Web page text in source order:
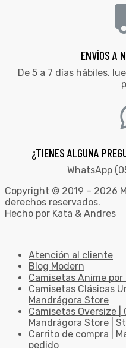
ENVÍOS A
De 5 a 7 días hábiles.
¿TIENES ALGUNA
WhatsApp
Copyright © 2019 – 2026
derechos reservados.
Hecho por Kata & Andres
Atención al cliente
Blog Modern
Camisetas Anime por
Camisetas Clásicas
Mandrágora Store
Camisetas Oversize |
Mandrágora Store |
Carrito de compra |
pedido